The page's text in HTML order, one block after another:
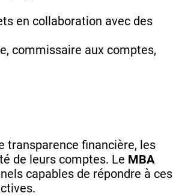
en collaboration avec des
commissaire aux comptes,
transparence financière, les
de leurs comptes. Le MBA
capables de répondre à ces